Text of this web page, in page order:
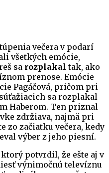
večera v podarí
všetkých emócie,
sa rozplakal tak, ako
prenose. Emócie
Pagáčová, pričom pri
sa rozplakal
Haberom. Ten priznal
zdržiava, najmä pri
zo začiatku večera, kedy
výber z jeho piesní.
potvrdil, že ešte aj v
výnimočnú televíznu